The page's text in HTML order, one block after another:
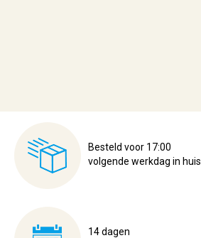
Besteld voor 17:00
volgende werkdag in huis
14 dagen